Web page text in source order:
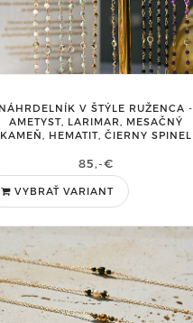
V ŠTÝLE RUŽENCA -
AMETYST, LARIMAR, MESAČNÝ
KAMEŇ, HEMATIT, ČIERNY SPINEL
85,-€
VYBRAŤ VARIANT